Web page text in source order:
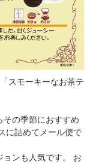
スモーキーなお茶テ
その季節におすすめ
に詰めてメール便で
ョンも人気です。 お